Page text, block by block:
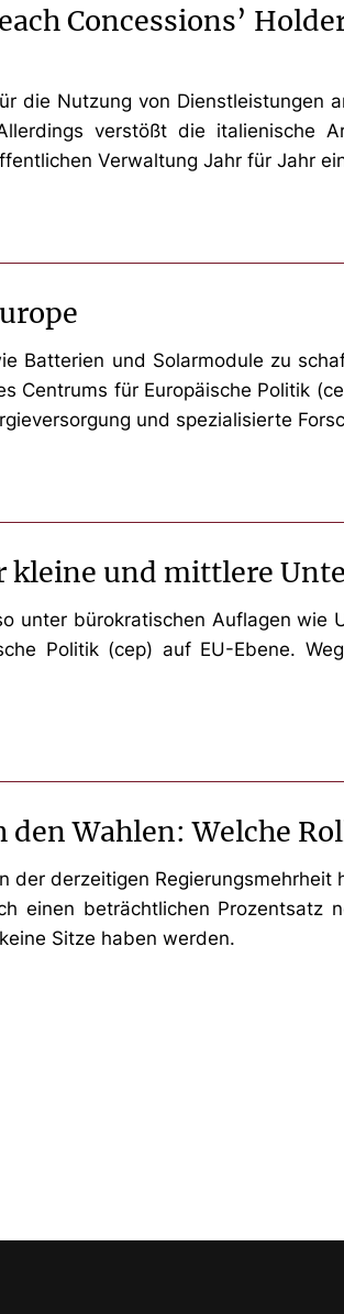
Concessions’
die Nutzung von Dienstleistungen
verstößt die italienische
Verwaltung Jahr für Jahr
Batterien und Solarmodule zu
Centrums für Europäische Politik
und spezialisierte
kleine und mittlere
unter bürokratischen Auflagen wie
Politik (cep) auf EU-Ebene.
Wahlen: Welche
derzeitigen
einen beträchtlichen Prozentsatz
Sitze haben werden.